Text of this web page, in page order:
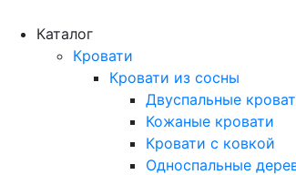
Каталог
Кровати
Кровати из сосны
Двуспальные
Кожаные кровати
Кровати с ковкой
Односпальные